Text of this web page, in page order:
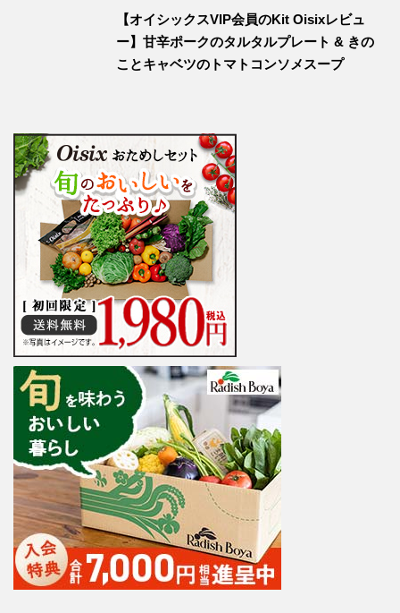
【オイシックスVIP会員のKit Oisixレビュ
ー】甘辛ポークのタルタルプレート & きの
ことキャベツのトマトコンソメスープ